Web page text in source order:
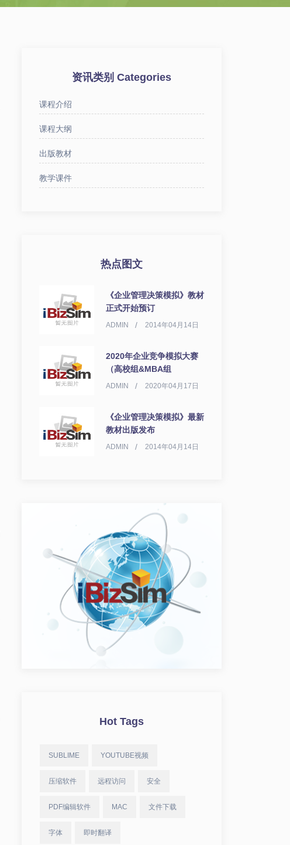
资讯类别 Categories
课程介绍
课程大纲
出版教材
教学课件
热点图文
《企业管理决策模拟》教材
正式开始预订
ADMIN 2014年04月14日
2020年企业竞争模拟大赛
（高校组&MBA组
ADMIN 2020年04月17日
《企业管理决策模拟》最新
教材出版发布
ADMIN 2014年04月14日
Hot Tags
SUBLIME YOUTUBE视频
压缩软件 远程访问 安全
PDF编辑软件 MAC 文件下载
字体 即时翻译